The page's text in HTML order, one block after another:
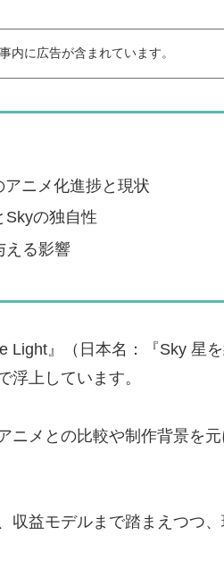
内に広告が含まれています。
アニメ化進捗と現状
Skyの独自性
える影響
Light』（日本名：『Sky 星
浮上しています。
ニメとの比較や制作背景を
収益モデルまで踏まえつつ